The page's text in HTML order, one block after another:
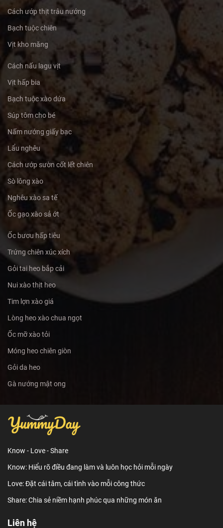
Cách ướp thịt trâu nướng
Bạch tuộc chiên
Vịt kho măng
Cách nấu lagu vịt
Vịt hấp bia
Bạch tuộc xào dứa
Súp tôm cho bé
Nấm nướng giấy bạc
Lẩu nghêu
Cách ướp sườn cốt lết chiên
Sò lông xào
Nghêu xào sa tế
Ốc gạo xào sả ớt
Ốc bươu hấp tiêu
Trứng chiên xúc xích
Gỏi tai heo bắp cải
Nui xào thịt heo
Tim lợn xào giá
Lòng heo xào chua ngọt
Ốc mỡ xào tỏi
Móng heo chiên giòn
Gỏi da heo
Gà nướng mật ong
Know - Love - Share
Know: Hiểu rõ điều đang làm và luôn học hỏi mỗi ngày
Love: Đặt cái tâm, cái tình vào mỗi công thức
Share: Chia sẻ niềm hạnh phúc qua những món ăn
Liên hệ